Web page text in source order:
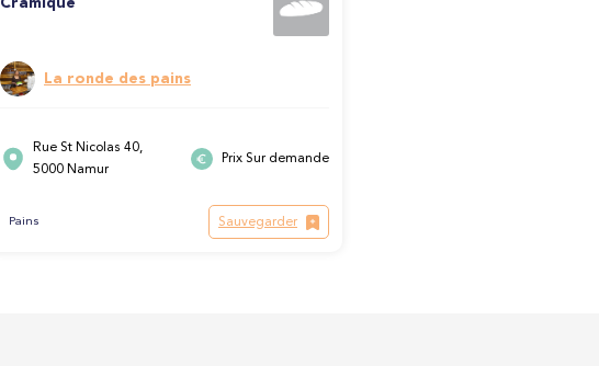
Cramique
La ronde des pains
Rue St Nicolas 40,
5000 Namur
Prix Sur demande
Pains Sauvegarder